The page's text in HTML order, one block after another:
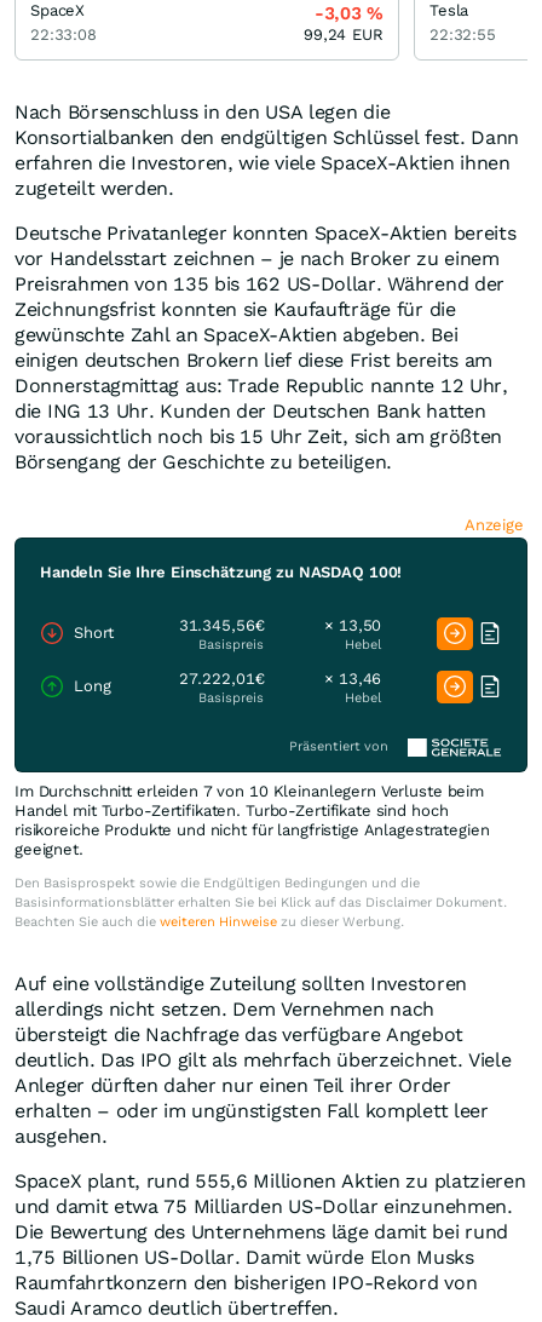
Nach Börsenschluss in den USA legen die
Konsortialbanken den endgültigen Schlüssel fest. Dann
erfahren die Investoren, wie viele SpaceX-Aktien ihnen
zugeteilt werden.
Deutsche Privatanleger konnten SpaceX-Aktien bereits
vor Handelsstart zeichnen – je nach Broker zu einem
Preisrahmen von 135 bis 162 US-Dollar. Während der
Zeichnungsfrist konnten sie Kaufaufträge für die
gewünschte Zahl an SpaceX-Aktien abgeben. Bei
einigen deutschen Brokern lief diese Frist bereits am
Donnerstagmittag aus: Trade Republic nannte 12 Uhr,
die ING 13 Uhr. Kunden der Deutschen Bank hatten
voraussichtlich noch bis 15 Uhr Zeit, sich am größten
Börsengang der Geschichte zu beteiligen.
Anzeige
Handeln Sie Ihre Einschätzung zu NASDAQ 100!
Short 31.345,56€
Basispreis
× 13,50
Hebel
Long 27.222,01€
Basispreis
× 13,46
Hebel
Präsentiert von
Im Durchschnitt erleiden 7 von 10 Kleinanlegern Verluste beim
Handel mit Turbo-Zertifikaten. Turbo-Zertifikate sind hoch
risikoreiche Produkte und nicht für langfristige Anlagestrategien
geeignet.
Den Basisprospekt sowie die Endgültigen Bedingungen und die
Basisinformationsblätter erhalten Sie bei Klick auf das Disclaimer Dokument.
Beachten Sie auch die weiteren Hinweise zu dieser Werbung.
Auf eine vollständige Zuteilung sollten Investoren
allerdings nicht setzen. Dem Vernehmen nach
übersteigt die Nachfrage das verfügbare Angebot
deutlich. Das IPO gilt als mehrfach überzeichnet. Viele
Anleger dürften daher nur einen Teil ihrer Order
erhalten – oder im ungünstigsten Fall komplett leer
ausgehen.
SpaceX plant, rund 555,6 Millionen Aktien zu platzieren
und damit etwa 75 Milliarden US-Dollar einzunehmen.
Die Bewertung des Unternehmens läge damit bei rund
1,75 Billionen US-Dollar. Damit würde Elon Musks
Raumfahrtkonzern den bisherigen IPO-Rekord von
Saudi Aramco deutlich übertreffen.
SpaceX
22:33:08
-3,03%
99,24 EUR
Tesla
22:32:55